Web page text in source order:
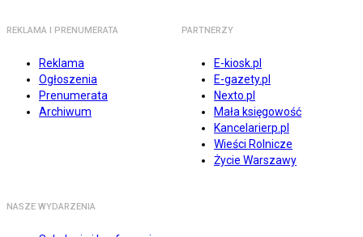
REKLAMA I PRENUMERATA
Reklama
Ogłoszenia
Prenumerata
Archiwum
PARTNERZY
E-kiosk.pl
E-gazety.pl
Nexto.pl
Mała księgowość
Kancelarierp.pl
Wieści Rolnicze
Życie Warszawy
NASZE WYDARZENIA